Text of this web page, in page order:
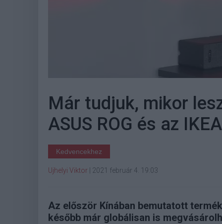
Már tudjuk, mikor
ASUS ROG és az
Kedvencekhez
Ujhelyi Viktor 2021 február 4. 19:03
Az először Kínában bemutatott
később már globálisan is